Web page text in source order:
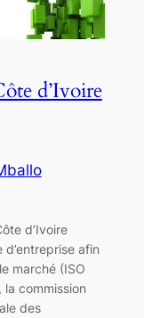
d’Ivoire
d’Ivoire
afin
marché (ISO
commission
des